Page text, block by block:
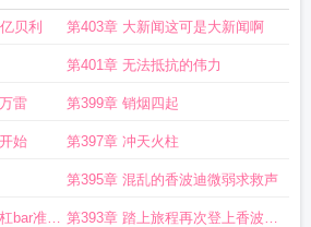
的人是不是不会游泳凯多的人造恶魔果实海贼王
海贼王吃了人人果实 海贼王人吃了人人果实会怎么
世的 海贼王里谁吃了两个果实
实
贝利 第403章 大新闻这可是大新闻啊
第401章 无法抵抗的伟力
雷 第399章 销烟四起
始 第397章 冲天火柱
第395章 混乱的香波迪微弱求救声
bar准备 第393章 踏上旅程再次登上香波迪